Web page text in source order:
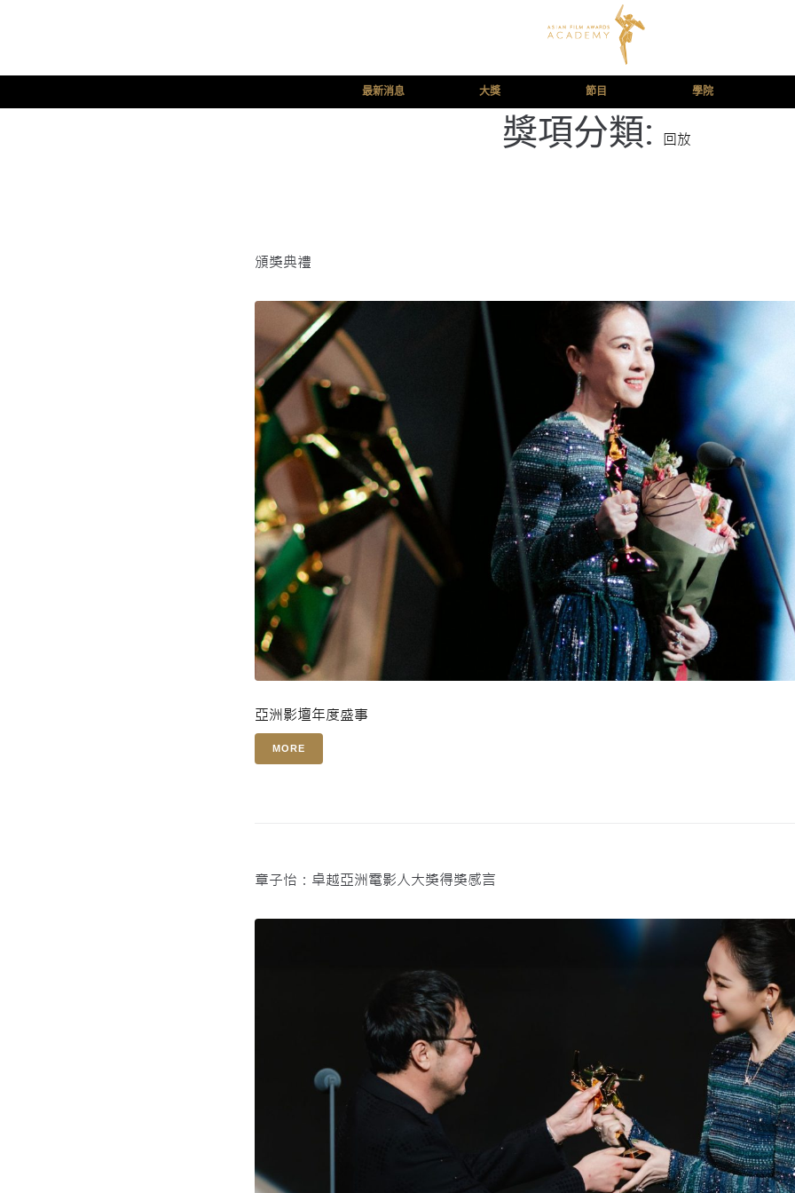
最新消息 大獎 節目 學院
獎項分類: 回放
頒獎典禮
亞洲影壇年度盛事
MORE
章子怡：卓越亞洲電影人大獎得獎感言